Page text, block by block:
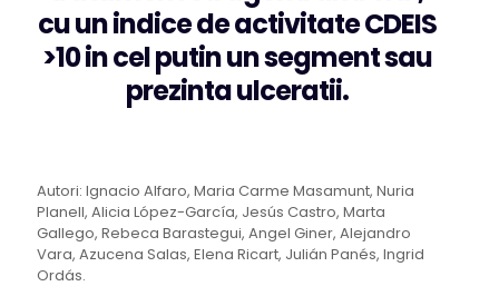
cu un indice de activitate CDEIS
>10 in cel putin un segment sau
prezinta ulceratii.
Autori: Ignacio Alfaro, Maria Carme Masamunt, Nuria
Planell, Alicia López-García, Jesús Castro, Marta
Gallego, Rebeca Barastegui, Angel Giner, Alejandro
Vara, Azucena Salas, Elena Ricart, Julián Panés, Ingrid
Ordás.